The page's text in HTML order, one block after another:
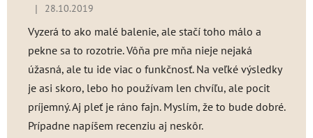
Hodnotenie produktu je 5 z 5 hviezdičiek.
| 28.10.2019
Vyzerá to ako malé balenie, ale stačí toho málo a
pekne sa to rozotrie. Vôňa pre mňa nieje nejaká
úžasná, ale tu ide viac o funkčnosť. Na veľké výsledky
je asi skoro, lebo ho používam len chvíľu, ale pocit
príjemný. Aj pleť je ráno fajn. Myslím, že to bude dobré.
Prípadne napíšem recenziu aj neskôr.